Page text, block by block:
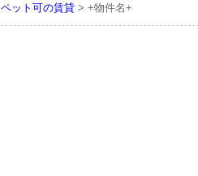
ペット可の賃貸 > +物件名+